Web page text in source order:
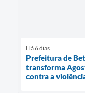
Há 6 dias
Prefeitura de
transforma
contra a